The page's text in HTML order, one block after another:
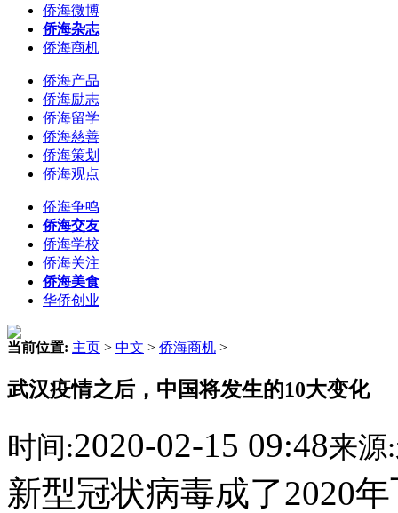
侨海微博
侨海杂志
侨海商机
侨海产品
侨海励志
侨海留学
侨海慈善
侨海策划
侨海观点
侨海争鸣
侨海交友
侨海学校
侨海关注
侨海美食
华侨创业
当前位置: 主页 > 中文 > 侨海商机 >
武汉疫情之后，中国将发生的10大变化
时间:2020-02-15 09:48来源:
新型冠状病毒成了2020